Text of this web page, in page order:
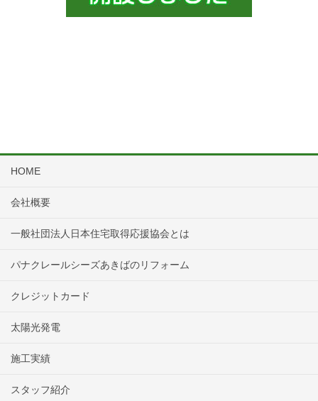
HOME
会社概要
一般社団法人日本住宅取得応援協会とは
パナクレールシーズあきばのリフォーム
クレジットカード
太陽光発電
施工実績
スタッフ紹介